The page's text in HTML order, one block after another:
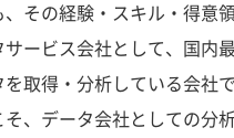
その経験・スキル・得意
ービス会社として、国内
取得・分析している会社
、データ会社としての分